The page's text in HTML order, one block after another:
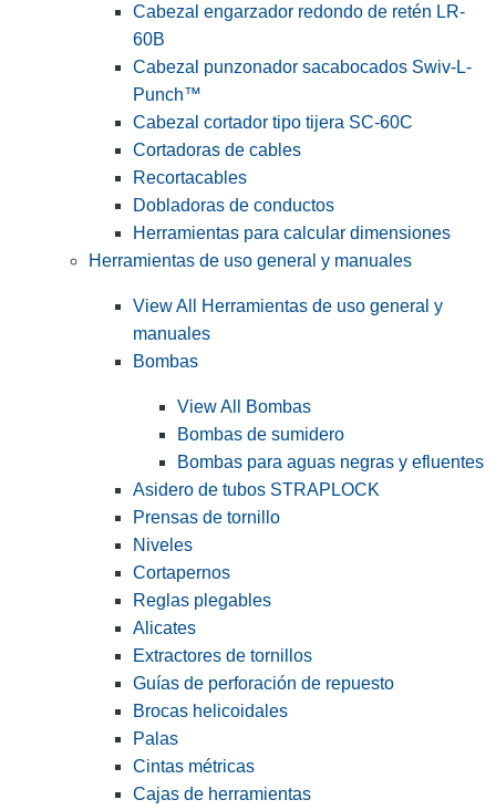
Cabezal engarzador redondo de retén LR-
60B
Cabezal punzonador sacabocados Swiv-L-
Punch™
Cabezal cortador tipo tijera SC-60C
Cortadoras de cables
Recortacables
Dobladoras de conductos
Herramientas para calcular dimensiones
Herramientas de uso general y manuales
View All Herramientas de uso general y
manuales
Bombas
View All Bombas
Bombas de sumidero
Bombas para aguas negras y efluentes
Asidero de tubos STRAPLOCK
Prensas de tornillo
Niveles
Cortapernos
Reglas plegables
Alicates
Extractores de tornillos
Guías de perforación de repuesto
Brocas helicoidales
Palas
Cintas métricas
Cajas de herramientas